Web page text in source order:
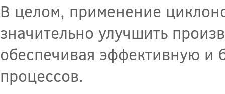
В целом, применение
значительно улучшить
обеспечивая эффективную и
процессов.